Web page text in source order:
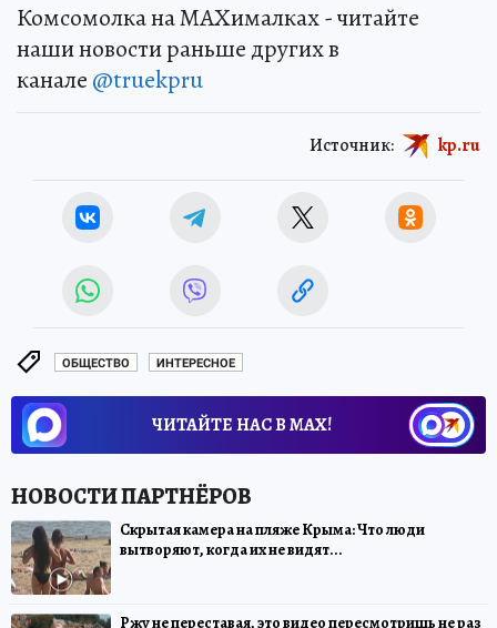
Комсомолка на MAXималках - читайте
наши новости раньше других в
канале @truekpru
Источник: kp.ru
ОБЩЕСТВО ИНТЕРЕСНОЕ
ЧИТАЙТЕ НАС В МАХ!
Скрытая камера на пляже Крыма: Что люди
вытворяют, когда их не видят...
Ржу не переставая, это видео пересмотришь не раз